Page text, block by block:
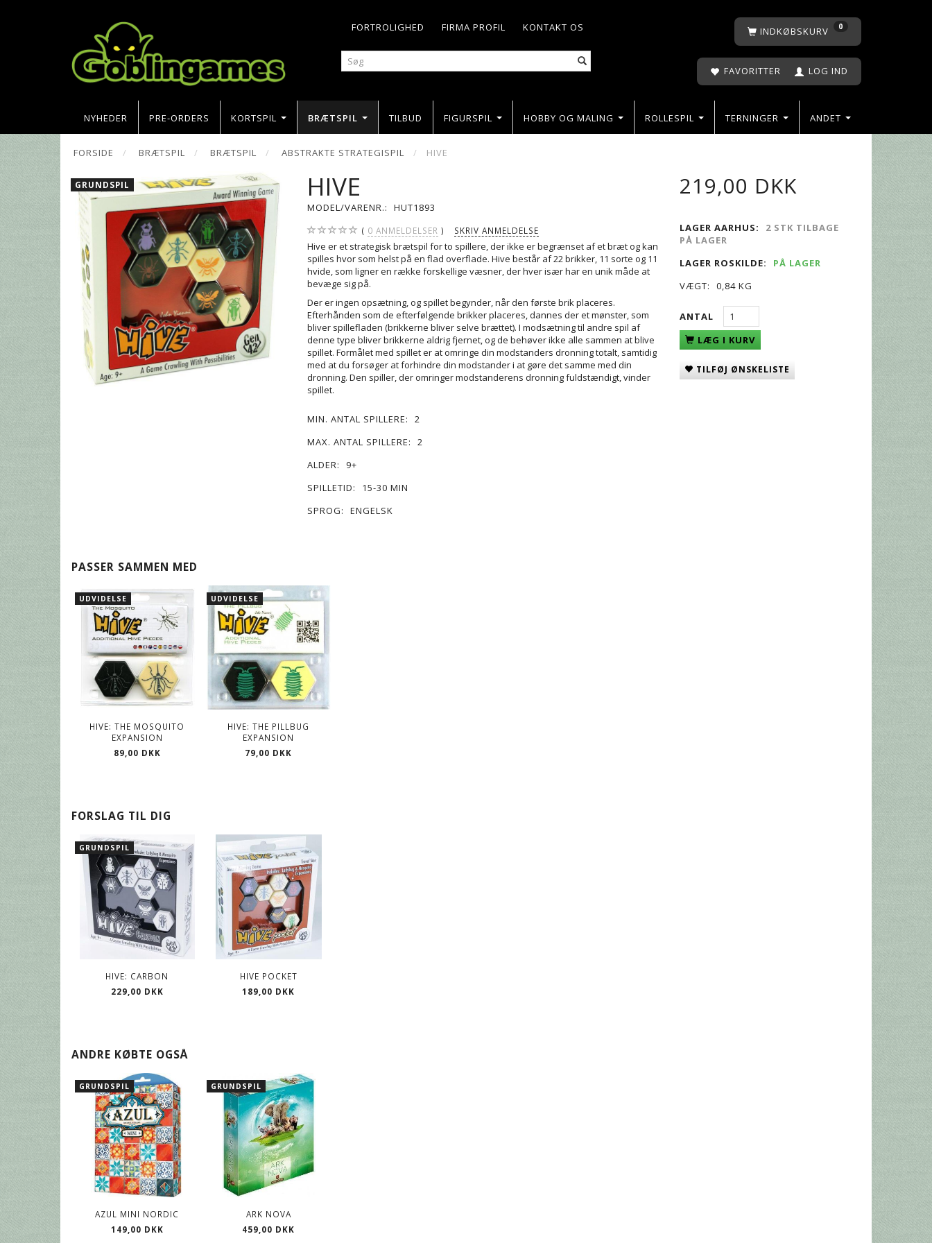
KONTAKT OS
FIRMA PROFIL
FORTROLIGHED INDKØBSKURV 0
FAVORITTER LOG IND
NYHEDER PRE-ORDERS KORTSPIL BRÆTSPIL TILBUD FIGURSPIL HOBBY OG MALING ROLLESPIL TERNINGER ANDET
FORSIDE BRÆTSPIL BRÆTSPIL ABSTRAKTE STRATEGISPIL HIVE
GRUNDSPIL HIVE
MODEL/VARENR.: HUT1893
0 ANMELDELSER SKRIV ANMELDELSE
Hive er et strategisk brætspil for to spillere, der ikke er begrænset af et bræt og kan
spilles hvor som helst på en flad overflade. Hive består af 22 brikker, 11 sorte og 11
hvide, som ligner en række forskellige væsner, der hver især har en unik måde at
bevæge sig på.
Der er ingen opsætning, og spillet begynder, når den første brik placeres.
Efterhånden som de efterfølgende brikker placeres, dannes der et mønster, som
bliver spillefladen (brikkerne bliver selve brættet). I modsætning til andre spil af
denne type bliver brikkerne aldrig fjernet, og de behøver ikke alle sammen at blive
spillet. Formålet med spillet er at omringe din modstanders dronning totalt, samtidig
med at du forsøger at forhindre din modstander i at gøre det samme med din
dronning. Den spiller, der omringer modstanderens dronning fuldstændigt, vinder
spillet.
MIN. ANTAL SPILLERE:
2
MAX. ANTAL SPILLERE:
2
ALDER:
9+
SPILLETID:
15-30 MIN
SPROG:
ENGELSK
219,00 DKK
LAGER AARHUS:
2 STK TILBAGE
PÅ LAGER
LAGER ROSKILDE:
PÅ LAGER
VÆGT:
0,84 KG
ANTAL
LÆG I KURV
TILFØJ ØNSKELISTE
PASSER SAMMEN MED
UDVIDELSE
HIVE: THE MOSQUITO
EXPANSION
89,00 DKK
UDVIDELSE
HIVE: THE PILLBUG
EXPANSION
79,00 DKK
FORSLAG TIL DIG
GRUNDSPIL
HIVE: CARBON
229,00 DKK
HIVE POCKET
189,00 DKK
ANDRE KØBTE OGSÅ
GRUNDSPIL
AZUL MINI NORDIC
149,00 DKK
GRUNDSPIL
ARK NOVA
459,00 DKK